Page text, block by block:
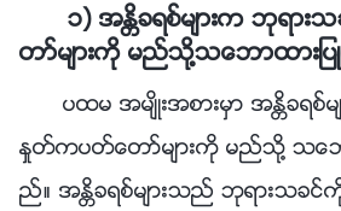
၁) အႏၲိခရစ္မ်ားက ဘုရား
တာ္မ်ားကို မည္သို႔သေဘာထားျ
ပထမ အမ်ိဳးအစားမွာ အႏၲိခရစ္
ႏႈတ္ကပတ္ေတာ္မ်ားကို မည္သို႔ သေဘ
ည္။ အႏၲိခရစ္မ်ားသည္ ဘုရားသခင္ကို